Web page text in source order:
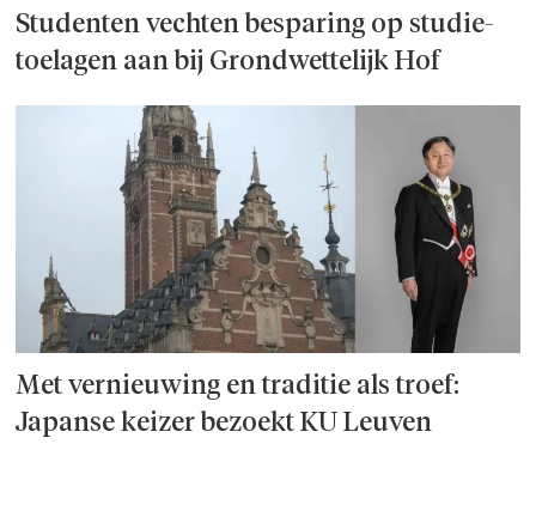
Studenten vechten besparing op studie­
toelagen aan bij Grondwettelijk Hof
Met vernieuwing en traditie als troef:
Japanse keizer bezoekt KU Leuven